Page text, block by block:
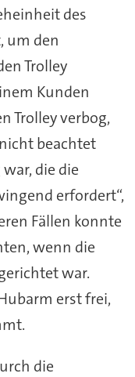
des
um den
Trolley
Kunden
Trolley verbog,
beachtet
die die
erfordert“,
Fällen konnte
wenn die
war.
erst frei,
die